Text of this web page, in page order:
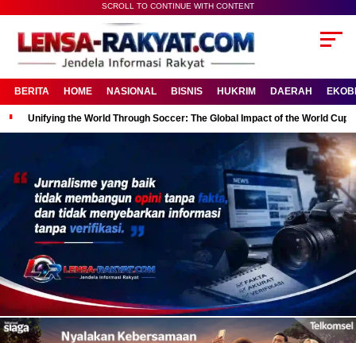
SCROLL TO CONTINUE WITH CONTENT
BERITA HOME NASIONAL BISNIS HUKRIM DAERAH
Unifying the World Through Soccer: The Global Impact of the World Cup